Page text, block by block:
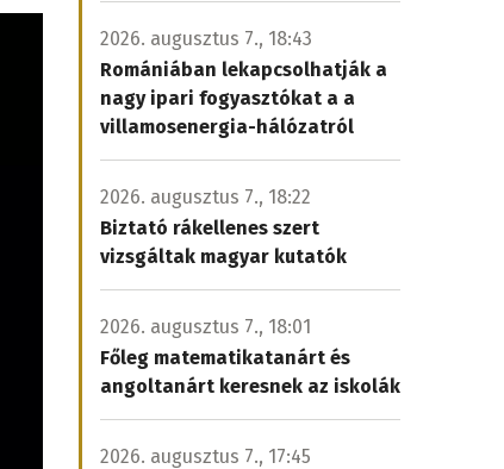
2026. augusztus 7., 18:43
Romániában lekapcsolhatják a
nagy ipari fogyasztókat a a
villamosenergia-hálózatról
2026. augusztus 7., 18:22
Biztató rákellenes szert
vizsgáltak magyar kutatók
2026. augusztus 7., 18:01
Főleg matematikatanárt és
angoltanárt keresnek az iskolák
2026. augusztus 7., 17:45